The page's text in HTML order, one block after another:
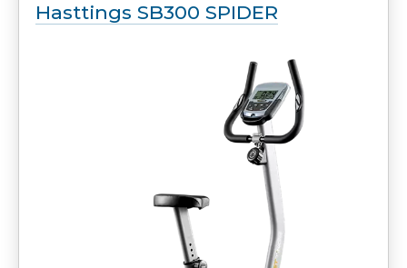
Hasttings SB300 SPIDER